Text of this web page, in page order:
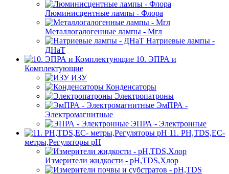
Люминисцентные лампы - Флора
Металлогалогенные лампы - Мгл
Натриевые лампы -
ДНаТ
10. ЭПРА и
Комплектующие
ИЗУ
Конденсаторы
Электропатроны
ЭмПРА -
Электромагнитные
ЭПРА - Электронные
11. PH,TDS,EC-
метры,Регуляторы pН
Измерители жидкости - pH,TDS,Хлор